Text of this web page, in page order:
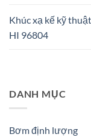
Khúc xạ kế kỹ
HI 96804
DANH MỤC
Bơm định lượng